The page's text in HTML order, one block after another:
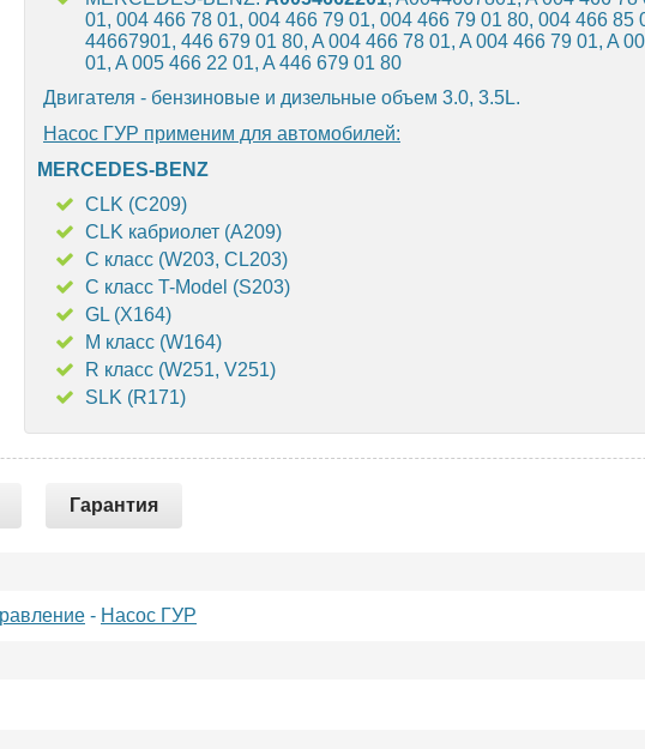
01, 004 466 78 01, 004 466 79 01, 004 466 79 01 80, 004 466 85
44667901, 446 679 01 80, A 004 466 78 01, A 004 466 79 01, A
01, A 005 466 22 01, A 446 679 01 80
Двигателя - бензиновые и дизельные объем 3.0, 3.5L.
Насос ГУР применим для автомобилей:
MERCEDES-BENZ
CLK (C209)
CLK кабриолет (A209)
C класс (W203, CL203)
C класс T-Model (S203)
GL (X164)
M класс (W164)
R класс (W251, V251)
SLK (R171)
Гарантия
- Насос ГУР